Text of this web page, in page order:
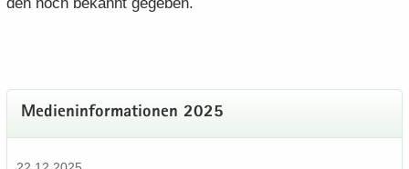
Me­di­en­in­for­ma­tio­nen 2025